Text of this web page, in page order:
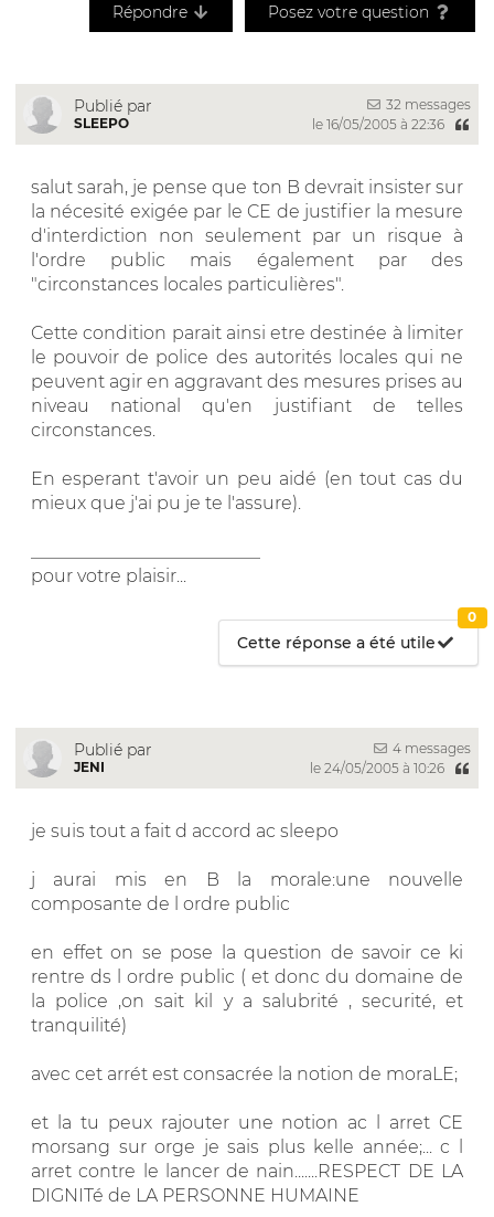
Répondre Posez votre question
Publié par
SLEEPO
32 messages
le 16/05/2005 à 22:36
salut sarah, je pense que ton B devrait insister sur
la nécesité exigée par le CE de justifier la mesure
d'interdiction non seulement par un risque à
l'ordre public mais également par des
"circonstances locales particulières".
Cette condition parait ainsi etre destinée à limiter
le pouvoir de police des autorités locales qui ne
peuvent agir en aggravant des mesures prises au
niveau national qu'en justifiant de telles
circonstances.
En esperant t'avoir un peu aidé (en tout cas du
mieux que j'ai pu je te l'assure).
pour votre plaisir...
Cette réponse a été utile
0
Publié par
JENI
4 messages
le 24/05/2005 à 10:26
je suis tout a fait d accord ac sleepo
j aurai mis en B la morale:une nouvelle
composante de l ordre public
en effet on se pose la question de savoir ce ki
rentre ds l ordre public ( et donc du domaine de
la police ,on sait kil y a salubrité , securité, et
tranquilité)
avec cet arrét est consacrée la notion de moraLE;
et la tu peux rajouter une notion ac l arret CE
morsang sur orge je sais plus kelle année;... c l
arret contre le lancer de nain.......RESPECT DE LA
DIGNITé de LA PERSONNE HUMAINE